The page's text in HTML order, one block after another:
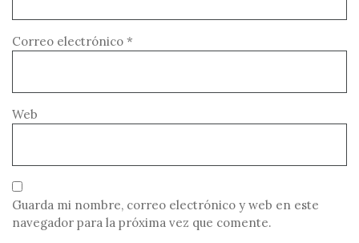
Correo electrónico *
Web
Guarda mi nombre, correo electrónico y web en este
navegador para la próxima vez que comente.